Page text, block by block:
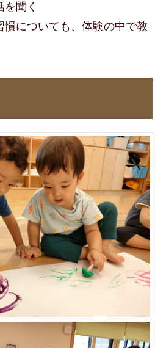
を聞く
慣についても、体験の中で教